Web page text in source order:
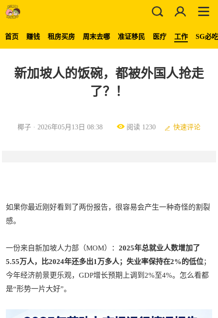
首页 赚钱 租房买房 周末去哪 准证移民 医疗 工作 SG必
新加坡人的饭碗，都被外国人抢走
了？！
椰子 · 2026年05月13日 08:38 阅读 1230 快速评论
如果你最近刚好看到了两份报告，很容易会产生一种奇怪的割裂
感。
一份来自新加坡人力部（MOM）：2025年总就业人数增加了
5.55万人，比2024年还多出1万多人；失业率保持在2%的低位；
今年经济前景更乐观，GDP增长预期上调到2%至4%。怎么看都
是“形势一片大好”。